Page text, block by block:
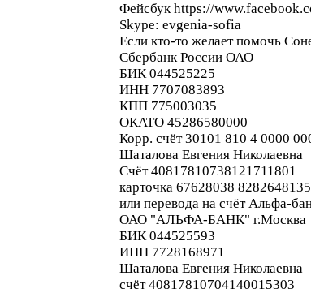
Фейсбук https://
Skype: evgenia-sofia
Если кто-то желает помочь
Сбербанк России ОАО
БИК 044525225
ИНН 7707083893
КПП 775003035
ОКАТО 45286580000
Корр. счёт 30101 810 4 0000
Шаталова Евгения Николаевна
Счёт 40817810738121711801
карточка 67628038 8282648135
или перевода на счёт Альфа-
ОАО "АЛЬФА-БАНК" г.Москва
БИК 044525593
ИНН 7728168971
Шаталова Евгения Николаевна
счёт 40817810704140015303